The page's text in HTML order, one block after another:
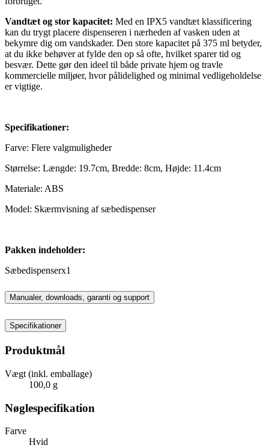
Vandtæt og stor kapacitet: Med en IPX5 vandtæt klassificering
kan du trygt placere dispenseren i nærheden af vasken uden at
bekymre dig om vandskader. Den store kapacitet på 375 ml betyder,
at du ikke behøver at fylde den op så ofte, hvilket sparer tid og
besvær. Dette gør den ideel til både private hjem og travle
kommercielle miljøer, hvor pålidelighed og minimal vedligeholdelse
er vigtige.
Specifikationer:
Farve: Flere valgmuligheder
Størrelse: Længde: 19.7cm, Bredde: 8cm, Højde: 11.4cm
Materiale: ABS
Model: Skærmvisning af sæbedispenser
Pakken indeholder:
Sæbedispenserx1
Manualer, downloads, garanti og support
Specifikationer
Produktmål
Vægt (inkl. emballage)
100,0 g
Nøglespecifikation
Farve
Hvid